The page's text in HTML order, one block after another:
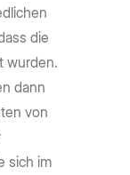
die
wurden.
dann
von
sich im